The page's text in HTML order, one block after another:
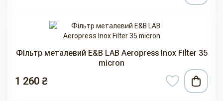
Фільтр металевий E&B LAB Aeropress Inox Filter 35
micron
1 260 ₴